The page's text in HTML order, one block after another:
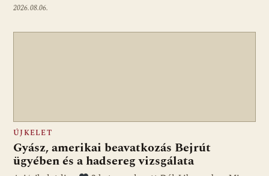
2026.08.06.
ÚJKELET
Gyász, amerikai beavatkozás Bejrút
ügyében és a hadsereg vizsgálata